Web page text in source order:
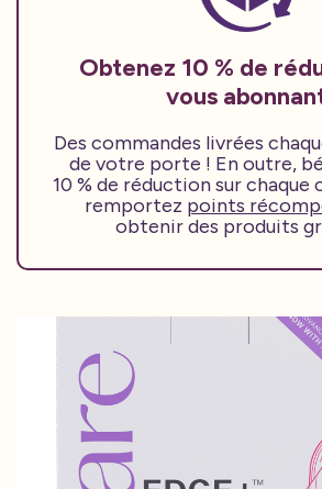
Obtenez 10 % de
vous
Des commandes livrées
de votre porte ! En outre,
10 % de réduction sur chaque
remportez points
obtenir des produits